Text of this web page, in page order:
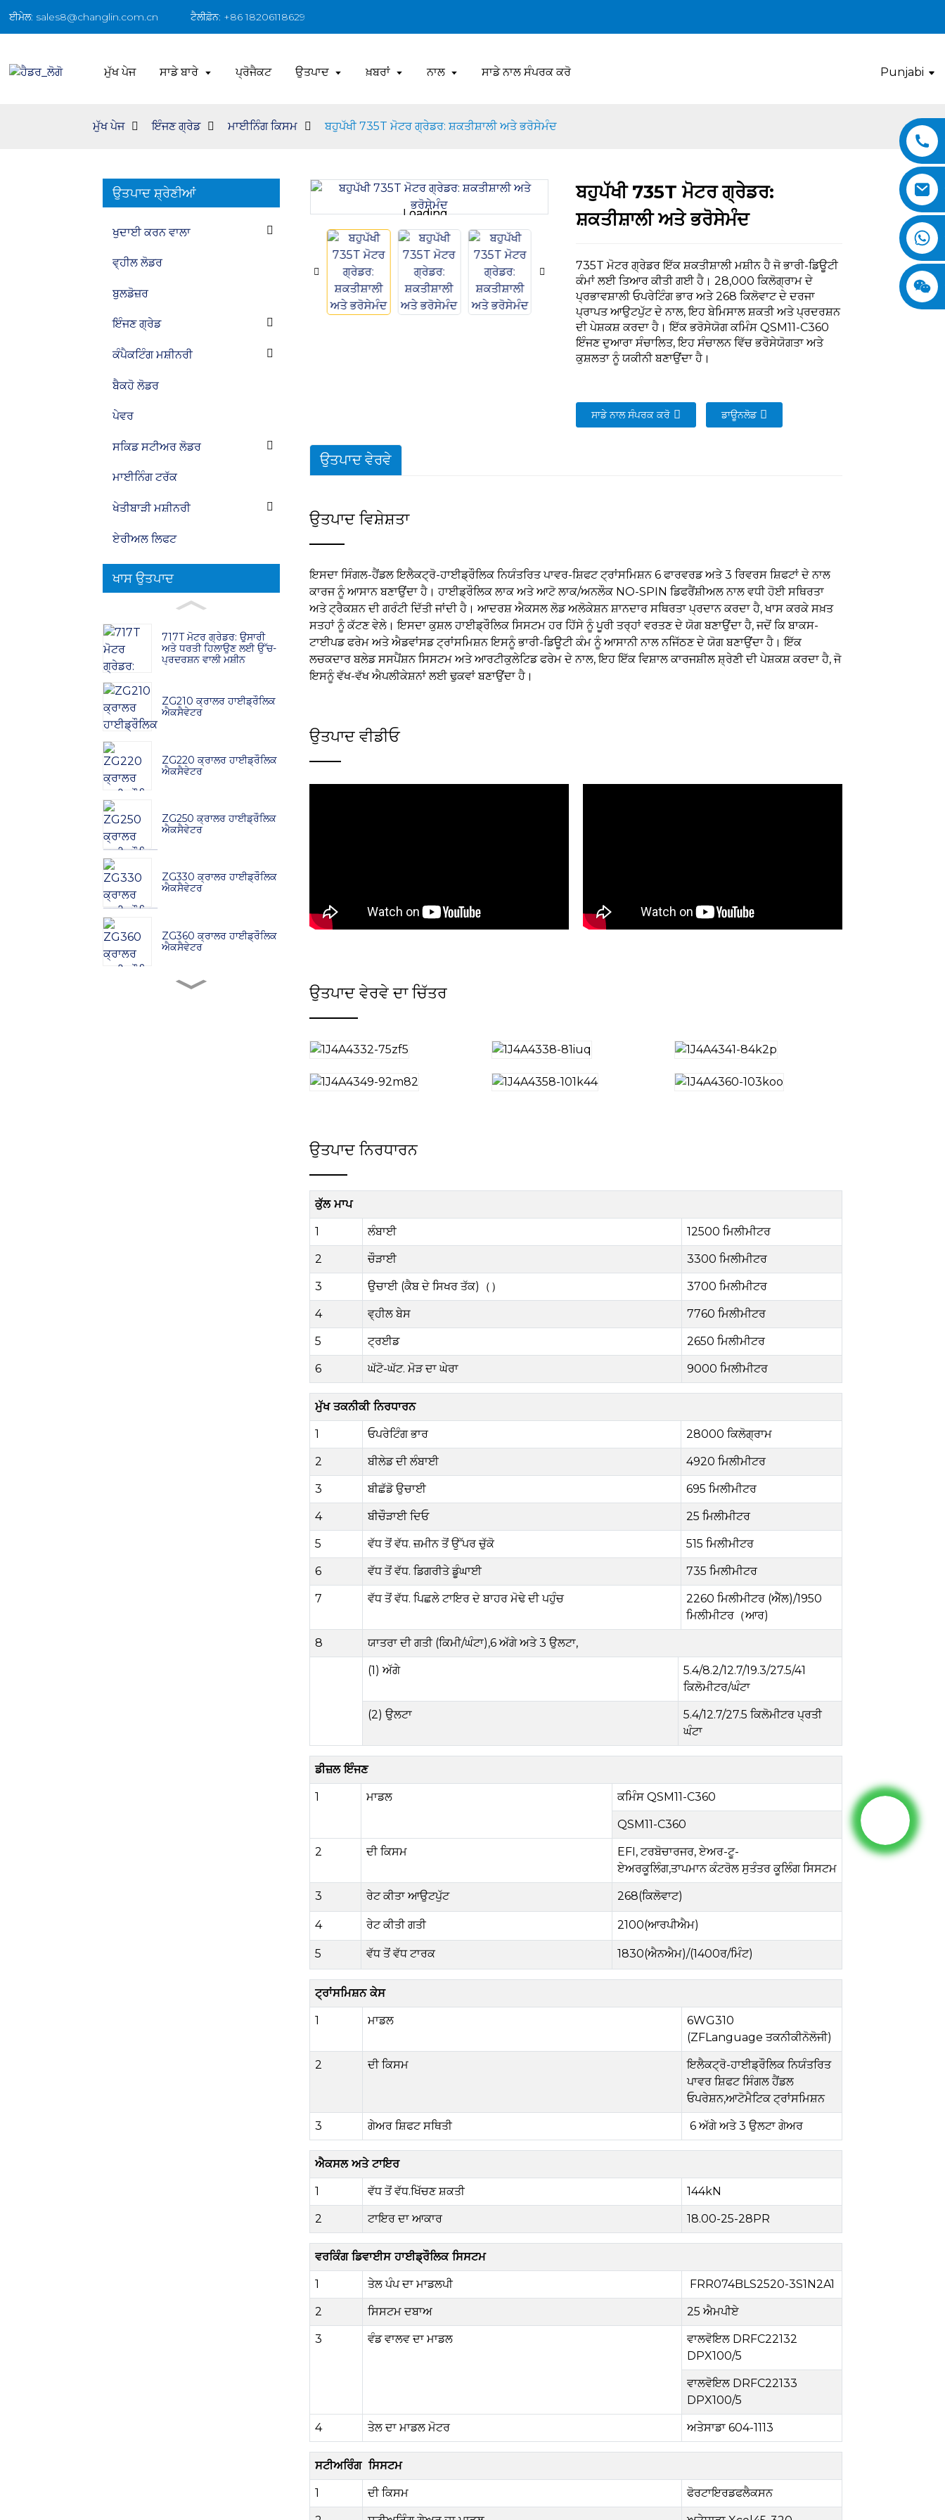
ਈਮੇਲ: sales8@changlin.com.cn ਟੈਲੀਫ਼ੋਨ: +86 18206118629
ਮੁੱਖ ਪੇਜ ਸਾਡੇ ਬਾਰੇ ਪ੍ਰੋਜੈਕਟ ਉਤਪਾਦ ਖ਼ਬਰਾਂ ਨਾਲ ਸਾਡੇ ਨਾਲ ਸੰਪਰਕ ਕਰੋ Punjabi
ਮੁੱਖ ਪੇਜ ਇੰਜਣ ਗ੍ਰੇਡ ਮਾਈਨਿੰਗ ਕਿਸਮ ਬਹੁਪੱਖੀ 735T ਮੋਟਰ ਗ੍ਰੇਡਰ: ਸ਼ਕਤੀਸ਼ਾਲੀ ਅਤੇ ਭਰੋਸੇਮੰਦ
ਉਤਪਾਦ ਸ਼੍ਰੇਣੀਆਂ
ਖੁਦਾਈ ਕਰਨ ਵਾਲਾ
ਵ੍ਹੀਲ ਲੋਡਰ
ਬੁਲਡੋਜ਼ਰ
ਇੰਜਣ ਗ੍ਰੇਡ
ਕੰਪੈਕਟਿੰਗ ਮਸ਼ੀਨਰੀ
ਬੈਕਹੋ ਲੋਡਰ
ਪੇਵਰ
ਸਕਿਡ ਸਟੀਅਰ ਲੋਡਰ
ਮਾਈਨਿੰਗ ਟਰੱਕ
ਖੇਤੀਬਾੜੀ ਮਸ਼ੀਨਰੀ
ਏਰੀਅਲ ਲਿਫਟ
ਖਾਸ ਉਤਪਾਦ
717T ਮੋਟਰ ਗ੍ਰੇਡਰ: ਉਸਾਰੀ
ਅਤੇ ਧਰਤੀ ਹਿਲਾਉਣ ਲਈ ਉੱਚ-
ਪ੍ਰਦਰਸ਼ਨ ਵਾਲੀ ਮਸ਼ੀਨ
ZG210 ਕ੍ਰਾਲਰ ਹਾਈਡ੍ਰੌਲਿਕ
ਐਕਸੈਵੇਟਰ
ZG220 ਕ੍ਰਾਲਰ ਹਾਈਡ੍ਰੌਲਿਕ
ਐਕਸੈਵੇਟਰ
ZG250 ਕ੍ਰਾਲਰ ਹਾਈਡ੍ਰੌਲਿਕ
ਐਕਸੈਵੇਟਰ
ZG330 ਕ੍ਰਾਲਰ ਹਾਈਡ੍ਰੌਲਿਕ
ਐਕਸੈਵੇਟਰ
ZG360 ਕ੍ਰਾਲਰ ਹਾਈਡ੍ਰੌਲਿਕ
ਐਕਸੈਵੇਟਰ
Loading...
Loading... Loading...
Loading...
ਬਹੁਪੱਖੀ 735T ਮੋਟਰ ਗ੍ਰੇਡਰ:
ਸ਼ਕਤੀਸ਼ਾਲੀ ਅਤੇ ਭਰੋਸੇਮੰਦ
735T ਮੋਟਰ ਗ੍ਰੇਡਰ ਇੱਕ ਸ਼ਕਤੀਸ਼ਾਲੀ ਮਸ਼ੀਨ ਹੈ ਜੋ ਭਾਰੀ-ਡਿਊਟੀ
ਕੰਮਾਂ ਲਈ ਤਿਆਰ ਕੀਤੀ ਗਈ ਹੈ। 28,000 ਕਿਲੋਗ੍ਰਾਮ ਦੇ
ਪ੍ਰਭਾਵਸ਼ਾਲੀ ਓਪਰੇਟਿੰਗ ਭਾਰ ਅਤੇ 268 ਕਿਲੋਵਾਟ ਦੇ ਦਰਜਾ
ਪ੍ਰਾਪਤ ਆਉਟਪੁੱਟ ਦੇ ਨਾਲ, ਇਹ ਬੇਮਿਸਾਲ ਸ਼ਕਤੀ ਅਤੇ ਪ੍ਰਦਰਸ਼ਨ
ਦੀ ਪੇਸ਼ਕਸ਼ ਕਰਦਾ ਹੈ। ਇੱਕ ਭਰੋਸੇਯੋਗ ਕਮਿੰਸ QSM11-C360
ਇੰਜਣ ਦੁਆਰਾ ਸੰਚਾਲਿਤ, ਇਹ ਸੰਚਾਲਨ ਵਿੱਚ ਭਰੋਸੇਯੋਗਤਾ ਅਤੇ
ਕੁਸ਼ਲਤਾ ਨੂੰ ਯਕੀਨੀ ਬਣਾਉਂਦਾ ਹੈ।
ਸਾਡੇ ਨਾਲ ਸੰਪਰਕ ਕਰੋ ਡਾਊਨਲੋਡ
ਉਤਪਾਦ ਵੇਰਵੇ
ਉਤਪਾਦ ਵਿਸ਼ੇਸ਼ਤਾ
ਇਸਦਾ ਸਿੰਗਲ-ਹੈਂਡਲ ਇਲੈਕਟ੍ਰੋ-ਹਾਈਡ੍ਰੌਲਿਕ ਨਿਯੰਤਰਿਤ ਪਾਵਰ-ਸ਼ਿਫਟ ਟ੍ਰਾਂਸਮਿਸ਼ਨ 6 ਫਾਰਵਰਡ ਅਤੇ 3 ਰਿਵਰਸ ਸ਼ਿਫਟਾਂ ਦੇ ਨਾਲ
ਕਾਰਜ ਨੂੰ ਆਸਾਨ ਬਣਾਉਂਦਾ ਹੈ। ਹਾਈਡ੍ਰੌਲਿਕ ਲਾਕ ਅਤੇ ਆਟੋ ਲਾਕ/ਅਨਲੌਕ NO-SPIN ਡਿਫਰੈਂਸ਼ੀਅਲ ਨਾਲ ਵਧੀ ਹੋਈ ਸਥਿਰਤਾ
ਅਤੇ ਟ੍ਰੈਕਸ਼ਨ ਦੀ ਗਰੰਟੀ ਦਿੱਤੀ ਜਾਂਦੀ ਹੈ। ਆਦਰਸ਼ ਐਕਸਲ ਲੋਡ ਅਲੋਕੇਸ਼ਨ ਸ਼ਾਨਦਾਰ ਸਥਿਰਤਾ ਪ੍ਰਦਾਨ ਕਰਦਾ ਹੈ, ਖਾਸ ਕਰਕੇ ਸਖ਼ਤ
ਸਤਹਾਂ ਨੂੰ ਕੱਟਣ ਵੇਲੇ। ਇਸਦਾ ਕੁਸ਼ਲ ਹਾਈਡ੍ਰੌਲਿਕ ਸਿਸਟਮ ਹਰ ਹਿੱਸੇ ਨੂੰ ਪੂਰੀ ਤਰ੍ਹਾਂ ਵਰਤਣ ਦੇ ਯੋਗ ਬਣਾਉਂਦਾ ਹੈ, ਜਦੋਂ ਕਿ ਬਾਕਸ-
ਟਾਈਪਡ ਫਰੇਮ ਅਤੇ ਐਡਵਾਂਸਡ ਟ੍ਰਾਂਸਮਿਸ਼ਨ ਇਸਨੂੰ ਭਾਰੀ-ਡਿਊਟੀ ਕੰਮ ਨੂੰ ਆਸਾਨੀ ਨਾਲ ਨਜਿੱਠਣ ਦੇ ਯੋਗ ਬਣਾਉਂਦਾ ਹੈ। ਇੱਕ
ਲਚਕਦਾਰ ਬਲੇਡ ਸਸਪੈਂਸ਼ਨ ਸਿਸਟਮ ਅਤੇ ਆਰਟੀਕੁਲੇਟਿਡ ਫਰੇਮ ਦੇ ਨਾਲ, ਇਹ ਇੱਕ ਵਿਸ਼ਾਲ ਕਾਰਜਸ਼ੀਲ ਸ਼੍ਰੇਣੀ ਦੀ ਪੇਸ਼ਕਸ਼ ਕਰਦਾ ਹੈ, ਜੋ
ਇਸਨੂੰ ਵੱਖ-ਵੱਖ ਐਪਲੀਕੇਸ਼ਨਾਂ ਲਈ ਢੁਕਵਾਂ ਬਣਾਉਂਦਾ ਹੈ।
ਉਤਪਾਦ ਵੀਡੀਓ
ਉਤਪਾਦ ਵੇਰਵੇ ਦਾ ਚਿੱਤਰ
ਉਤਪਾਦ ਨਿਰਧਾਰਨ
ਕੁੱਲ ਮਾਪ
1 ਲੰਬਾਈ 12500 ਮਿਲੀਮੀਟਰ
2 ਚੌੜਾਈ 3300 ਮਿਲੀਮੀਟਰ
3 ਉਚਾਈ (ਕੈਬ ਦੇ ਸਿਖਰ ਤੱਕ) （） 3700 ਮਿਲੀਮੀਟਰ
4 ਵ੍ਹੀਲ ਬੇਸ 7760 ਮਿਲੀਮੀਟਰ
5 ਟ੍ਰਈਡ 2650 ਮਿਲੀਮੀਟਰ
6 ਘੱਟੋ-ਘੱਟ. ਮੋੜ ਦਾ ਘੇਰਾ 9000 ਮਿਲੀਮੀਟਰ
ਮੁੱਖ ਤਕਨੀਕੀ ਨਿਰਧਾਰਨ
1 ਓਪਰੇਟਿੰਗ ਭਾਰ 28000 ਕਿਲੋਗ੍ਰਾਮ
2 ਬੀਲੇਡ ਦੀ ਲੰਬਾਈ 4920 ਮਿਲੀਮੀਟਰ
3 ਬੀਛੱਡੋ ਉਚਾਈ 695 ਮਿਲੀਮੀਟਰ
4 ਬੀਚੌੜਾਈ ਦਿਓ 25 ਮਿਲੀਮੀਟਰ
5 ਵੱਧ ਤੋਂ ਵੱਧ. ਜ਼ਮੀਨ ਤੋਂ ਉੱਪਰ ਚੁੱਕੋ 515 ਮਿਲੀਮੀਟਰ
6 ਵੱਧ ਤੋਂ ਵੱਧ. ਡਿਗਰੀਤੇ ਡੂੰਘਾਈ 735 ਮਿਲੀਮੀਟਰ
7 ਵੱਧ ਤੋਂ ਵੱਧ. ਪਿਛਲੇ ਟਾਇਰ ਦੇ ਬਾਹਰ ਮੋਢੇ ਦੀ ਪਹੁੰਚ 2260 ਮਿਲੀਮੀਟਰ (ਐੱਲ)/1950
ਮਿਲੀਮੀਟਰ （ਆਰ)
8 ਯਾਤਰਾ ਦੀ ਗਤੀ (ਕਿਮੀ/ਘੰਟਾ),6 ਅੱਗੇ ਅਤੇ 3 ਉਲਟਾ,
(1) ਅੱਗੇ 5.4/8.2/12.7/19.3/27.5/41
ਕਿਲੋਮੀਟਰ/ਘੰਟਾ
(2) ਉਲਟਾ 5.4/12.7/27.5 ਕਿਲੋਮੀਟਰ ਪ੍ਰਤੀ
ਘੰਟਾ
ਡੀਜ਼ਲ ਇੰਜਣ
1 ਮਾਡਲ ਕਮਿੰਸ QSM11-C360
QSM11-C360
2 ਦੀ ਕਿਸਮ
EFI, ਟਰਬੋਚਾਰਜਰ, ਏਅਰ-ਟੂ-
ਏਅਰਕੂਲਿੰਗ,ਤਾਪਮਾਨ ਕੰਟਰੋਲ ਸੁਤੰਤਰ ਕੂਲਿੰਗ ਸਿਸਟਮ
3 ਰੇਟ ਕੀਤਾ ਆਉਟਪੁੱਟ 268(ਕਿਲੋਵਾਟ)
4 ਰੇਟ ਕੀਤੀ ਗਤੀ 2100(ਆਰਪੀਐਮ)
5 ਵੱਧ ਤੋਂ ਵੱਧ ਟਾਰਕ 1830(ਐਨਐਮ)/(1400ਰ/ਮਿੰਟ)
ਟ੍ਰਾਂਸਮਿਸ਼ਨ ਕੇਸ
1 ਮਾਡਲ
6WG310
(ZFLanguage ਤਕਨੀਕੀਨੋਲੋਜੀ)
2 ਦੀ ਕਿਸਮ
ਇਲੈਕਟ੍ਰੋ-ਹਾਈਡ੍ਰੌਲਿਕ ਨਿਯੰਤਰਿਤ
ਪਾਵਰ ਸ਼ਿਫਟ ਸਿੰਗਲ ਹੈਂਡਲ
ਓਪਰੇਸ਼ਨ,ਆਟੋਮੈਟਿਕ ਟ੍ਰਾਂਸਮਿਸ਼ਨ
3 ਗੇਅਰ ਸ਼ਿਫਟ ਸਥਿਤੀ 6 ਅੱਗੇ ਅਤੇ 3 ਉਲਟਾ ਗੇਅਰ
ਐਕਸਲ ਅਤੇ ਟਾਇਰ
1 ਵੱਧ ਤੋਂ ਵੱਧ.ਖਿੱਚਣ ਸ਼ਕਤੀ 144kN
2 ਟਾਇਰ ਦਾ ਆਕਾਰ 18.00-25-28PR
ਵਰਕਿੰਗ ਡਿਵਾਈਸ ਹਾਈਡ੍ਰੌਲਿਕ ਸਿਸਟਮ
1 ਤੇਲ ਪੰਪ ਦਾ ਮਾਡਲਪੀ FRR074BLS2520-3S1N2A1
2 ਸਿਸਟਮ ਦਬਾਅ 25 ਐਮਪੀਏ
3 ਵੰਡ ਵਾਲਵ ਦਾ ਮਾਡਲ
ਵਾਲਵੋਇਲ DRFC22132
DPX100/5
ਵਾਲਵੋਇਲ DRFC22133
DPX100/5
4 ਤੇਲ ਦਾ ਮਾਡਲ ਮੋਟਰ ਅਤੇਸਾਡਾ 604-1113
ਸਟੀਅਰਿੰਗ ਸਿਸਟਮ
1 ਦੀ ਕਿਸਮ ਫੋਰਟਾਇਰਡਫਲੈਕਸਨ